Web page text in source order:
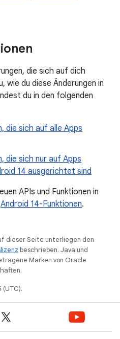
die sich auf dich
wie du diese Änderungen in
du in den folgenden
die sich auf alle Apps
die sich nur auf Apps
14 ausgerichtet sind
APIs und Funktionen in
Android 14-Funktionen.
dieser Seite unterliegen den
beschrieben. Java und
Marken von Oracle